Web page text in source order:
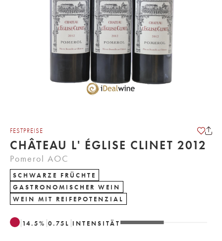
FESTPREISE
CHÂTEAU L' ÉGLISE CLINET 2012
Pomerol AOC
SCHWARZE FRÜCHTE
GASTRONOMISCHER WEIN
WEIN MIT REIFEPOTENZIAL
14.5% 0.75 L INTENSITÄT